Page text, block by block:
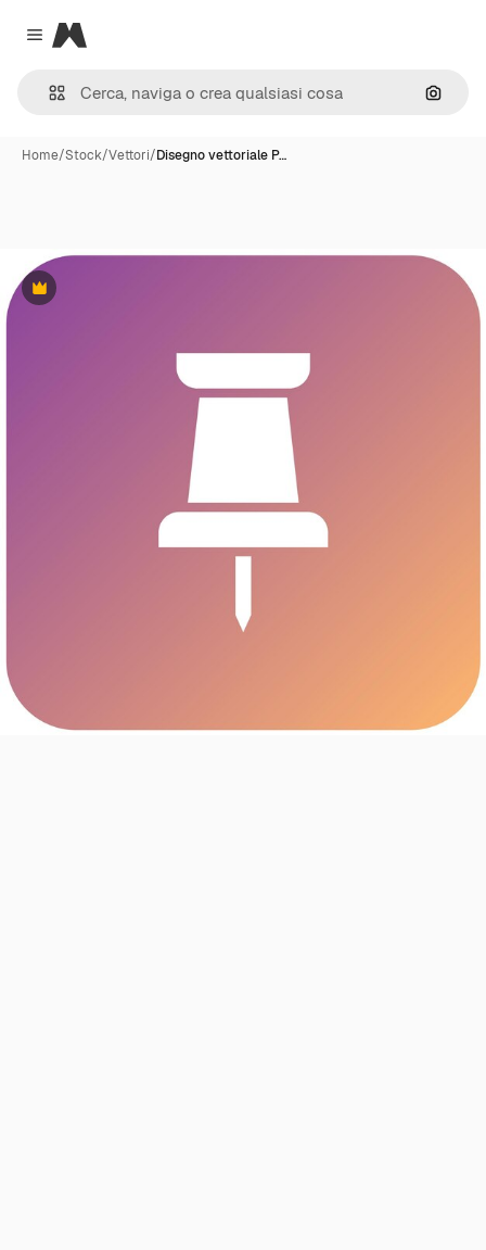
Close menu
Magnific
Cerca
Home/Stock/Vettori/Disegno vettoriale P…
Premium